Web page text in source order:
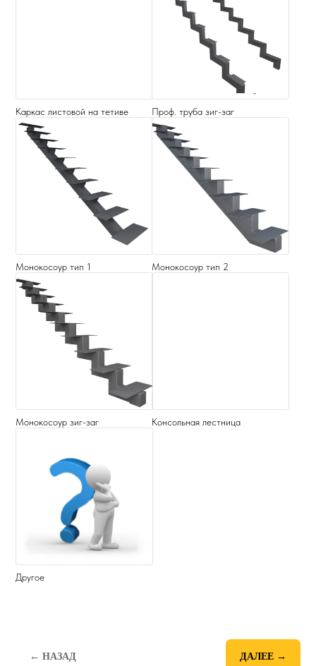
Каркас листовой на тетиве Проф. труба зиг-заг
Монокосоур тип 1 Монокосоур тип 2
Монокосоур зиг-заг Консольная лестница
Другое
← НАЗАД ДАЛЕЕ →